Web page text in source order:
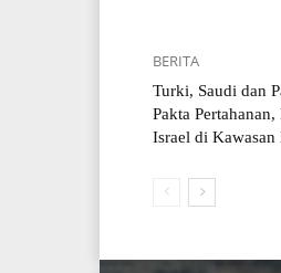
BERITA
Turki, Saudi dan
Pakta
Israel di Kawasan